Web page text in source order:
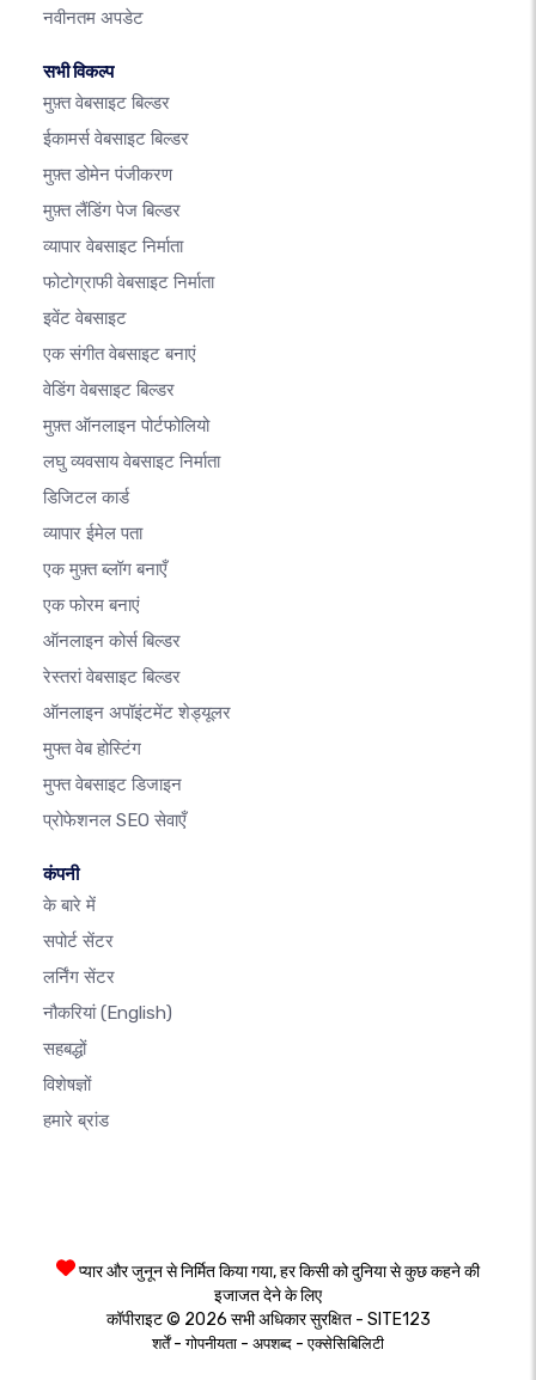
नवीनतम अपडेट
सभी विकल्प
मुफ़्त वेबसाइट बिल्डर
ईकामर्स वेबसाइट बिल्डर
मुफ़्त डोमेन पंजीकरण
मुफ़्त लैंडिंग पेज बिल्डर
व्यापार वेबसाइट निर्माता
फोटोग्राफी वेबसाइट निर्माता
इवेंट वेबसाइट
एक संगीत वेबसाइट बनाएं
वेडिंग वेबसाइट बिल्डर
मुफ़्त ऑनलाइन पोर्टफोलियो
लघु व्यवसाय वेबसाइट निर्माता
डिजिटल कार्ड
व्यापार ईमेल पता
एक मुफ़्त ब्लॉग बनाएँ
एक फोरम बनाएं
ऑनलाइन कोर्स बिल्डर
रेस्तरां वेबसाइट बिल्डर
ऑनलाइन अपॉइंटमेंट शेड्यूलर
मुफ्त वेब होस्टिंग
मुफ्त वेबसाइट डिजाइन
प्रोफेशनल SEO सेवाएँ
कंपनी
के बारे में
सपोर्ट सेंटर
लर्निंग सेंटर
नौकरियां(English)
सहबद्धों
विशेषज्ञों
हमारे ब्रांड
प्यार और जुनून से निर्मित किया गया, हर किसी को दुनिया से कुछ कहने की
इजाजत देने के लिए
कॉपीराइट © 2026 सभी अधिकार सुरक्षित - SITE123
शर्तें-गोपनीयता - अपशब्द -एक्सेसिबिलिटी